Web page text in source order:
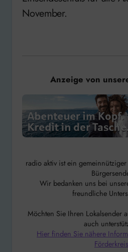
November.
Anzeige von
radio aktiv ist ein
Wir bedanken uns bei
freundliche
Möchten Sie Ihren Lokalsender
auch
Hier finden Sie nähere